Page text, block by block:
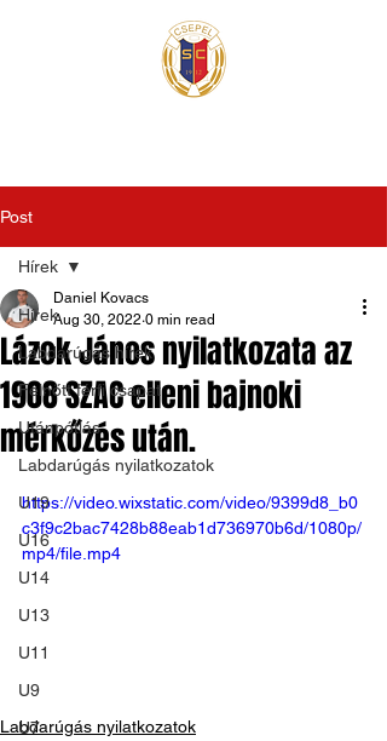
Post
Hírek
Labdarúgás hírek
Felnőtt férfi csapat
Utánpótlás
Labdarúgás nyilatkozatok
U19
U16
U14
U13
U11
U9
U7
Hírek
Lázok János nyilatkozata az
1908 SZAC elleni bajnoki
mérkőzés után.
Daniel Kovacs
Aug 30, 2022 0 min read
https://video.wixstatic.com/video/9399d8_b0
c3f9c2bac7428b88eab1d736970b6d/1080p/
mp4/file.mp4
Labdarúgás nyilatkozatok